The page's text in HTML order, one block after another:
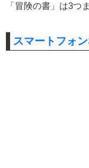
「冒険の書」は3つ
スマートフォ